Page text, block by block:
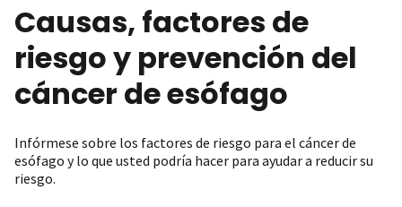
Causas, factores de
riesgo y prevención del
cáncer de esófago
Infórmese sobre los factores de riesgo para el cáncer de
esófago y lo que usted podría hacer para ayudar a reducir su
riesgo.